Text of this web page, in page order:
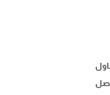
نصل